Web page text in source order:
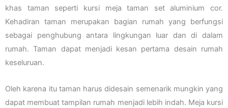
khas taman seperti kursi meja taman set aluminium cor.
Kehadiran taman merupakan bagian rumah yang berfungsi
sebagai penghubung antara lingkungan luar dan di dalam
rumah. Taman dapat menjadi kesan pertama desain rumah
keseluruan.
Oleh karena itu taman harus didesain semenarik mungkin yang
dapat membuat tampilan rumah menjadi lebih indah. Meja kursi